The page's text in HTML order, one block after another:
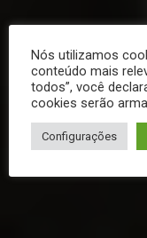
Nós utilizamos
conteúdo mais
todos”, você
cookies serão
Configurações